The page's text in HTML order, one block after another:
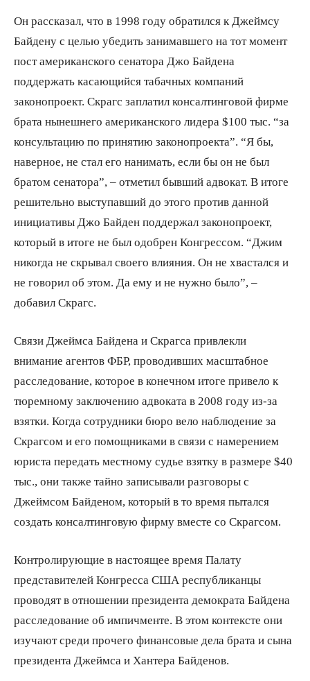
Он рассказал, что в 1998 году обратился к Джеймсу
Байдену с целью убедить занимавшего на тот момент
пост американского сенатора Джо Байдена
поддержать касающийся табачных компаний
законопроект. Скрагс заплатил консалтинговой фирме
брата нынешнего американского лидера $100 тыс. “за
консультацию по принятию законопроекта”. “Я бы,
наверное, не стал его нанимать, если бы он не был
братом сенатора”, – отметил бывший адвокат. В итоге
решительно выступавший до этого против данной
инициативы Джо Байден поддержал законопроект,
который в итоге не был одобрен Конгрессом. “Джим
никогда не скрывал своего влияния. Он не хвастался и
не говорил об этом. Да ему и не нужно было”, –
добавил Скрагс.
Связи Джеймса Байдена и Скрагса привлекли
внимание агентов ФБР, проводивших масштабное
расследование, которое в конечном итоге привело к
тюремному заключению адвоката в 2008 году из-за
взятки. Когда сотрудники бюро вело наблюдение за
Скрагсом и его помощниками в связи с намерением
юриста передать местному судье взятку в размере $40
тыс., они также тайно записывали разговоры с
Джеймсом Байденом, который в то время пытался
создать консалтинговую фирму вместе со Скрагсом.
Контролирующие в настоящее время Палату
представителей Конгресса США республиканцы
проводят в отношении президента демократа Байдена
расследование об импичменте. В этом контексте они
изучают среди прочего финансовые дела брата и сына
президента Джеймса и Хантера Байденов.